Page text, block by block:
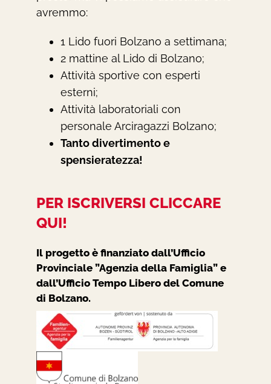
avremmo:
1 Lido fuori Bolzano a settimana;
2 mattine al Lido di Bolzano;
Attività sportive con esperti
esterni;
Attività laboratoriali con
personale Arciragazzi Bolzano;
Tanto divertimento e
spensieratezza!
PER ISCRIVERSI CLICCARE
QUI!
Il progetto è finanziato dall’Ufficio
Provinciale ”Agenzia della Famiglia” e
dall’Ufficio Tempo Libero del Comune
di Bolzano.